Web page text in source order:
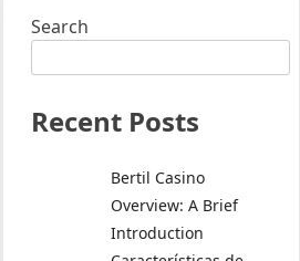
Search
Recent Posts
Bertil Casino
Overview: A Brief
Introduction